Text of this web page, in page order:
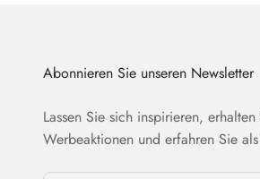
Abonnieren Sie unseren Newsletter
Lassen Sie sich inspirieren,
Werbeaktionen und erfahren Sie